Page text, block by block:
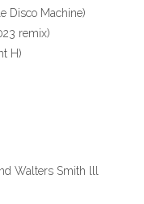
Disco Machine)
remix)
H)
Walters Smith lll